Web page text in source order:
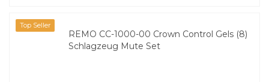
Top Seller
REMO CC-1000-00 Crown Control Gels (8)
Schlagzeug Mute Set